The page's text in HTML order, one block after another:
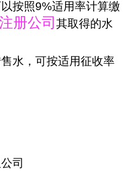
按照9%适用率计算缴
册公司 其取得的水
水，可按适用征收率
司